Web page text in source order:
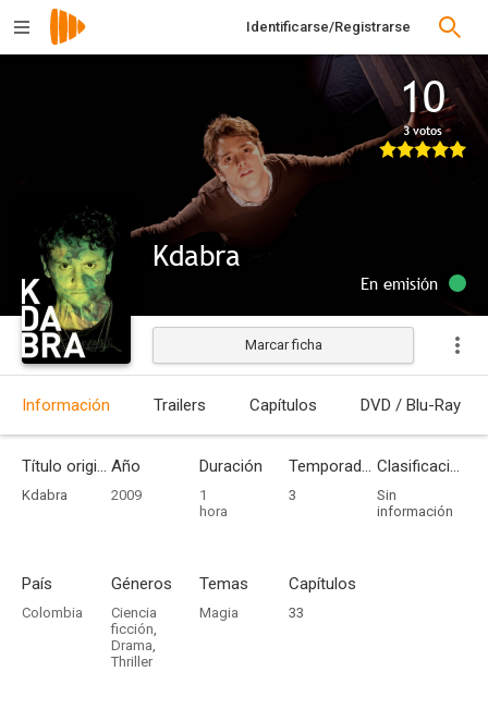
Identificarse/Registrarse
10
3 votos
Kdabra
En emisión
Marcar ficha
Información Trailers Capítulos DVD / Blu-Ray
Título original
Kdabra
Año
2009
Duración
1
hora
Temporadas
3
Clasificación por edades
Sin
información
País
Colombia
Géneros
Ciencia
ficción,
Drama,
Thriller
Temas
Magia
Capítulos
33